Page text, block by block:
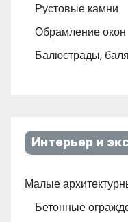
Рустовые камни
Обрамление окон
Балюстрады,
Интерьер и
Малые
Бетонные